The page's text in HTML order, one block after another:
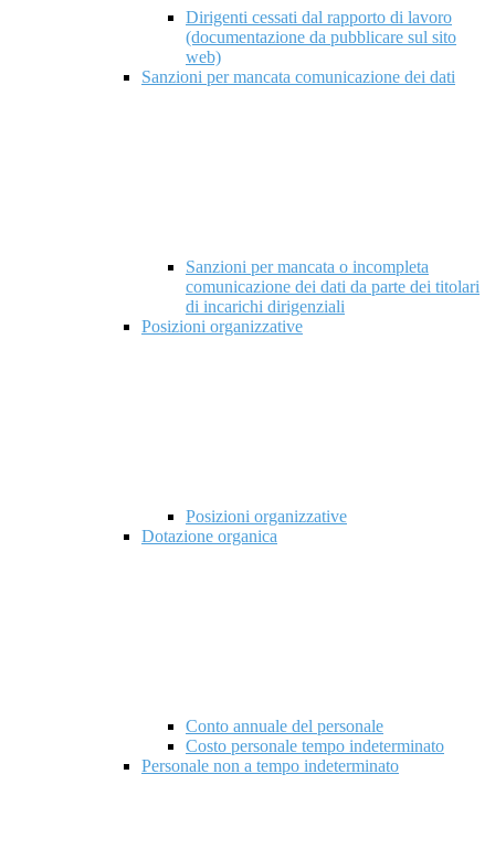
Dirigenti cessati dal rapporto di lavoro
(documentazione da pubblicare sul sito
web)
Sanzioni per mancata comunicazione dei dati
Sanzioni per mancata o incompleta
comunicazione dei dati da parte dei titolari
di incarichi dirigenziali
Posizioni organizzative
Posizioni organizzative
Dotazione organica
Conto annuale del personale
Costo personale tempo indeterminato
Personale non a tempo indeterminato